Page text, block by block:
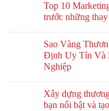
Top 10
trước những
Sao Vàng
Định Uy Tín Và
Nghiệp
Xây dựng
bạn nổi bật và